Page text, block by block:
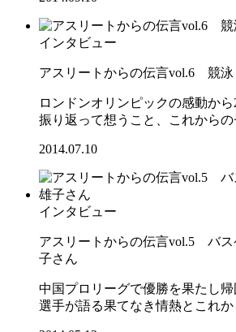
インタビュー
アスリートからの伝言vol.6 競泳
ロンドンオリンピックの感動か
振り返って想うこと、これから
2014.07.10
インタビュー
アスリートからの伝言vol.5 バス
子さん
中国プロリーグで優勝を果たし
選手が語る果てなき情熱とこれか